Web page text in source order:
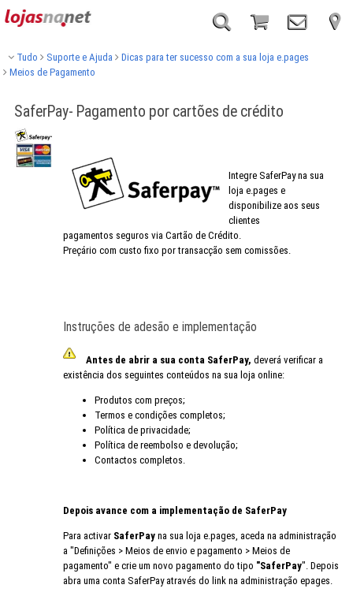
Tudo Suporte e Ajuda
Dicas para ter sucesso com a sua loja e.pages
Meios de Pagamento
SaferPay- Pagamento por cartões de crédito
Integre SaferPay na sua
loja e.pages e
disponibilize aos seus
clientes
pagamentos seguros via Cartão de Crédito.
Preçário com custo fixo por transacção sem comissões.
Instruções de adesão e implementação
Antes de abrir a sua conta SaferPay, deverá verificar a
existência dos seguintes conteúdos na sua loja online:
Produtos com preços;
Termos e condições completos;
Política de privacidade;
Política de reembolso e devolução;
Contactos completos.
Depois avance com a implementação de SaferPay
Para activar SaferPayna sua loja e.pages, aceda na administração
a "Definições > Meios de envio e pagamento > Meios de
pagamento" e crie um novo pagamento do tipo "SaferPay". Depois
abra uma conta SaferPay através do link na administração epages.